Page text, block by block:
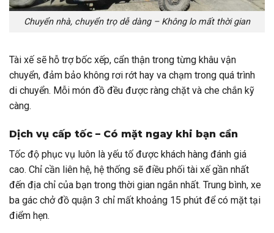
Chuyển nhà, chuyển trọ dễ dàng – Không lo mất thời gian
Tài xế sẽ hỗ trợ bốc xếp, cẩn thận trong từng khâu vận
chuyển, đảm bảo không rơi rớt hay va chạm trong quá trình
di chuyển. Mỗi món đồ đều được ràng chặt và che chắn kỹ
càng.
Dịch vụ cấp tốc – Có mặt ngay khi bạn cần
Tốc độ phục vụ luôn là yếu tố được khách hàng đánh giá
cao. Chỉ cần liên hệ, hệ thống sẽ điều phối tài xế gần nhất
đến địa chỉ của bạn trong thời gian ngắn nhất. Trung bình, xe
ba gác chở đồ quận 3 chỉ mất khoảng 15 phút để có mặt tại
điểm hẹn.